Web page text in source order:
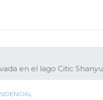
en el lago Citic Shanyu